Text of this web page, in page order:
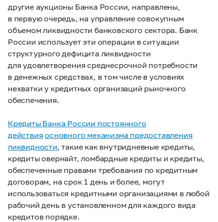
другие аукционы Банка России, направлены,
в первую очередь, на управление совокупным
объемом ликвидности банковского сектора. Банк
России использует эти операции в ситуации
структурного дефицита ликвидности
для удовлетворения среднесрочной потребности
в денежных средствах, в том числе в условиях
нехватки у кредитных организаций рыночного
обеспечения.
Кредиты Банка России постоянного
действия основного механизма предоставления
ликвидности, такие как внутридневные кредиты,
кредиты овернайт, ломбардные кредиты и кредиты,
обеспеченные правами требования по кредитным
договорам, на срок 1 день и более, могут
использоваться кредитными организациями в любой
рабочий день в установленном для каждого вида
кредитов порядке.